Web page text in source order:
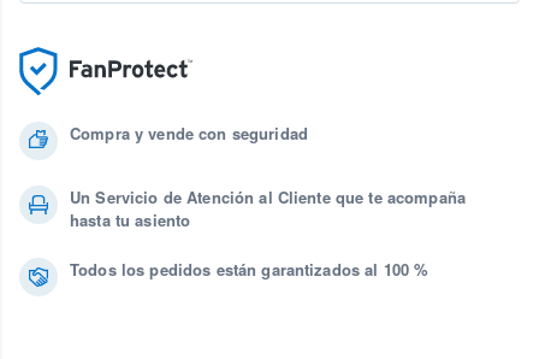
Compra y vende con seguridad
Un Servicio de Atención al Cliente que te acompaña
hasta tu asiento
Todos los pedidos están garantizados al 100 %